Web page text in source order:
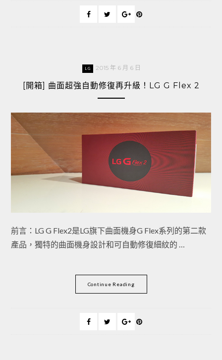
LG 2015 年 6 月 6 日
[開箱] 曲面超強自動修復再升級！LG G Flex 2
前言：LG G Flex2是LG旗下曲面機身G Flex系列的第二款
產品，獨特的曲面機身設計和可自動修復細紋的 …
Continue Reading